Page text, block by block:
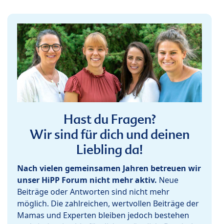
Hast du Fragen?
Wir sind für dich und deinen
Liebling da!
Nach vielen gemeinsamen Jahren betreuen wir
unser HiPP Forum nicht mehr aktiv. Neue
Beiträge oder Antworten sind nicht mehr
möglich. Die zahlreichen, wertvollen Beiträge der
Mamas und Experten bleiben jedoch bestehen